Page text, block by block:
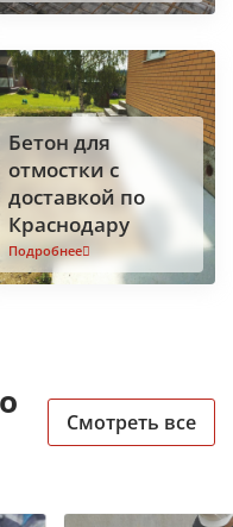
Бетон для
отмостки с
доставкой по
Краснодару
Подробнее
Смотреть все